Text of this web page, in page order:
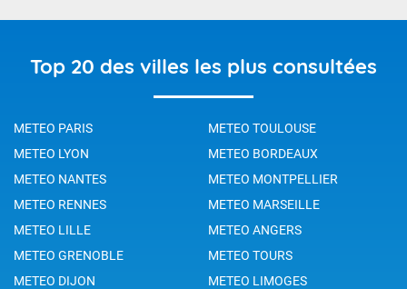
Top 20 des villes les plus consultées
METEO PARIS
METEO TOULOUSE
METEO LYON
METEO BORDEAUX
METEO NANTES
METEO MONTPELLIER
METEO RENNES
METEO MARSEILLE
METEO LILLE
METEO ANGERS
METEO GRENOBLE
METEO TOURS
METEO DIJON
METEO LIMOGES